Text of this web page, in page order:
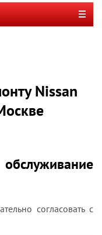
Nissan
согласовать с